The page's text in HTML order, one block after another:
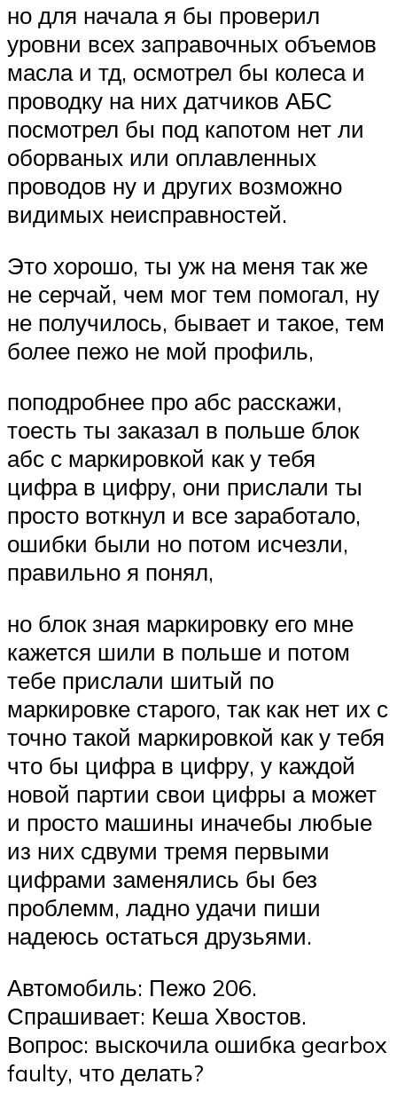
но для начала я бы проверил
уровни всех заправочных объемов
масла и тд, осмотрел бы колеса и
проводку на них датчиков АБС
посмотрел бы под капотом нет ли
оборваных или оплавленных
проводов ну и других возможно
видимых неисправностей.
Это хорошо, ты уж на меня так же
не серчай, чем мог тем помогал, ну
не получилось, бывает и такое, тем
более пежо не мой профиль,
поподробнее про абс расскажи,
тоесть ты заказал в польше блок
абс с маркировкой как у тебя
цифра в цифру, они прислали ты
просто воткнул и все заработало,
ошибки были но потом исчезли,
правильно я понял,
но блок зная маркировку его мне
кажется шили в польше и потом
тебе прислали шитый по
маркировке старого, так как нет их с
точно такой маркировкой как у тебя
что бы цифра в цифру, у каждой
новой партии свои цифры а может
и просто машины иначебы любые
из них сдвуми тремя первыми
цифрами заменялись бы без
проблемм, ладно удачи пиши
надеюсь остаться друзьями.
Автомобиль: Пежо 206.
Спрашивает: Кеша Хвостов.
Вопрос: выскочила ошибка gearbox
faulty, что делать?